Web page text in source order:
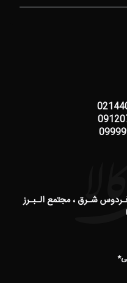
فـردوس شـرق ، مجتمع الـبـرز
*